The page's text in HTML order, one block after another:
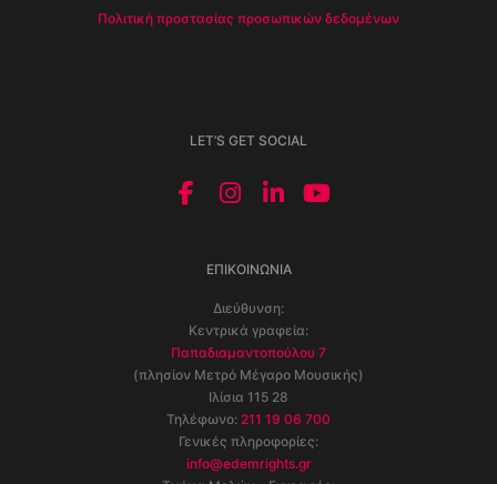
Πολιτική προστασίας προσωπικών δεδομένων
LET’S GET SOCIAL
ΕΠΙΚΟΙΝΩΝΊΑ
Διεύθυνση:
Κεντρικά γραφεία:
Παπαδιαμαντοπούλου 7
(πλησίον Μετρό Μέγαρο Μουσικής)
Ιλίσια 115 28
Τηλέφωνο: 211 19 06 700
Γενικές πληροφορίες:
info@edemrights.gr